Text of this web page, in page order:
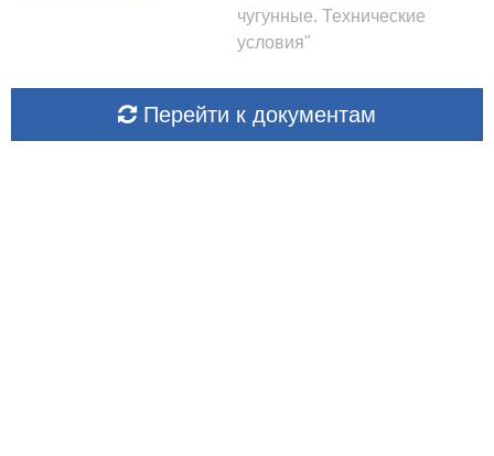
чугунные. Технические
условия"
Перейти к документам